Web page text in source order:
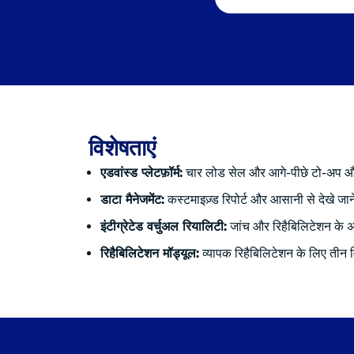
विशेषताएं
एडवांस्ड प्लेटफ़ॉर्म:चार लोड सेल और आगे-पीछे टो-अप
डाटा मैनेजमेंट:कस्टमाइज़्ड रिपोर्ट और आसानी से देखे
इंटीग्रेटेड वर्चुअल रियालिटी:जांच और रिहैबिलिटेशन के
रिहैबिलिटेशन मॉड्यूल:व्यापक रिहैबिलिटेशन के लिए